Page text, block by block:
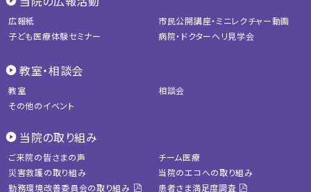
広報紙
市民公開講座・ミニレクチャー動画
子ども医療体験セミナー
病院・ドクターヘリ見学会
教室・相談会
教室
相談会
その他のイベント
当院の取り組み
ご来院の皆さまの声
チーム医療
災害救護の取り組み
当院のエコへの取り組み
勤務環境改善委員会の取り組み
患者さま満足度調査